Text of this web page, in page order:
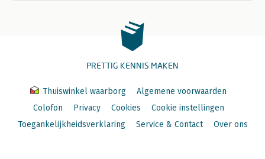
PRETTIG KENNIS MAKEN
Thuiswinkel waarborg
Algemene voorwaarden
Colofon
Privacy Cookies
Cookie instellingen
Toegankelijkheidsverklaring
Service & Contact Over ons